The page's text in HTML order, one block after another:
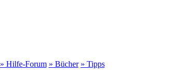
» Hilfe-Forum » Bücher » Tipps